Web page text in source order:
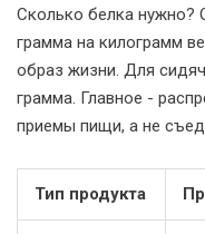
Сколько белка нужно?
грамма на килограмм
образ жизни. Для
грамма. Главное -
приемы пищи, а не
Тип продукта